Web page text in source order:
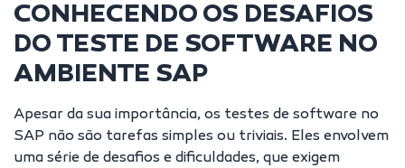
CONHECENDO OS DESAFIOS
DO TESTE DE SOFTWARE NO
AMBIENTE SAP
Apesar da sua importância, os testes de software no
SAP não são tarefas simples ou triviais. Eles envolvem
uma série de desafios e dificuldades, que exigem